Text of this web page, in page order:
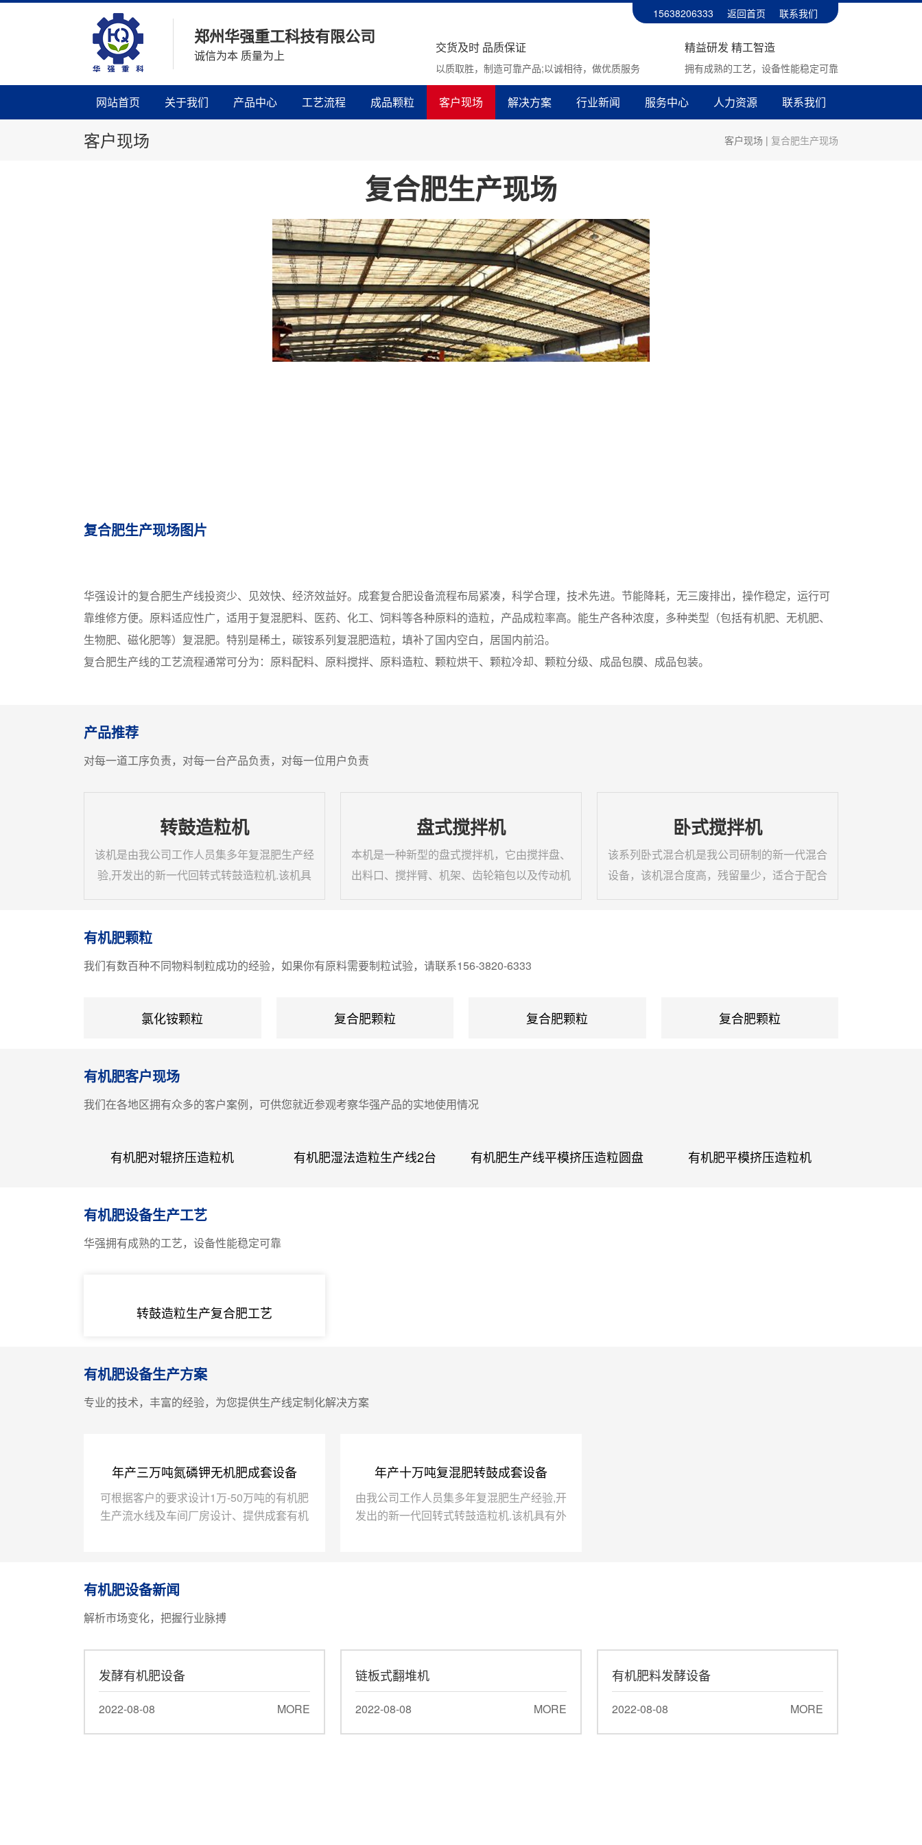
15638206333 返回首页 联系我们
郑州华强重工科技有限公司
诚信为本 质量为上
交货及时 品质保证
以质取胜，制造可靠产品;以诚相待，做优质服务
精益研发 精工智造
拥有成熟的工艺，设备性能稳定可靠
网站首页 关于我们 产品中心 工艺流程 成品颗粒 客户现场 解决方案 行业新闻 服务中心 人力资源 联系我们
客户现场 客户现场 | 复合肥生产现场
复合肥生产现场
复合肥生产现场图片
华强设计的复合肥生产线投资少、见效快、经济效益好。成套复合肥设备流程布局紧凑，科学合理，技术先进。节能降耗，无三废排出，操作稳定，运行可
靠维修方便。原料适应性广，适用于复混肥料、医药、化工、饲料等各种原料的造粒，产品成粒率高。能生产各种浓度，多种类型（包括有机肥、无机肥、
生物肥、磁化肥等）复混肥。特别是稀土，碳铵系列复混肥造粒，填补了国内空白，居国内前沿。
复合肥生产线的工艺流程通常可分为：原料配料、原料搅拌、原料造粒、颗粒烘干、颗粒冷却、颗粒分级、成品包膜、成品包装。
产品推荐
对每一道工序负责，对每一台产品负责，对每一位用户负责
转鼓造粒机
该机是由我公司工作人员集多年复混肥生产经
验,开发出的新一代回转式转鼓造粒机.该机具
粒设备,该产品适用于冷、热造粒以及高、
中、低浓度复混肥的大规模生产,该产品现已
流程布局合理,技术先进,生产成本低；3、成
盘式搅拌机
本机是一种新型的盘式搅拌机，它由搅拌盘、
出料口、搅拌臂、机架、齿轮箱包以及传动机
命长、节能省电、体积小、搅拌速度快、可连
丙烯板内衬或不锈钢板)，因此，不易粘料。
卧式搅拌机
该系列卧式混合机是我公司研制的新一代混合
设备，该机混合度高，残留量少，适合于配合
能使本机正常运转，请详细阅读使用说明书，
有机肥颗粒
我们有数百种不同物料制粒成功的经验，如果你有原料需要制粒试验，请联系156-3820-6333
氯化铵颗粒 复合肥颗粒 复合肥颗粒 复合肥颗粒
有机肥客户现场
我们在各地区拥有众多的客户案例，可供您就近参观考察华强产品的实地使用情况
有机肥对辊挤压造粒机 有机肥湿法造粒生产线2台 有机肥生产线平模挤压造粒圆盘 有机肥平模挤压造粒机
有机肥设备生产工艺
华强拥有成熟的工艺，设备性能稳定可靠
转鼓造粒生产复合肥工艺
有机肥设备生产方案
专业的技术，丰富的经验，为您提供生产线定制化解决方案
年产三万吨氮磷钾无机肥成套设备
可根据客户的要求设计1万-50万吨的有机肥
生产流水线及车间厂房设计、提供成套有机
备、全融溶喷浆肥设备、尿基喷浆肥设备、
序号设备名称规格型号功率（Kw）台数1粉
年产十万吨复混肥转鼓成套设备
由我公司工作人员集多年复混肥生产经验,开
发出的新一代回转式转鼓造粒机.该机具有外
有机肥设备新闻
解析市场变化，把握行业脉搏
发酵有机肥设备
2022-08-08 MORE
链板式翻堆机
2022-08-08 MORE
有机肥料发酵设备
2022-08-08 MORE